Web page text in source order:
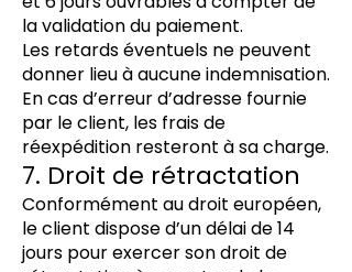
la validation du paiement.
Les retards éventuels ne peuvent
donner lieu à aucune indemnisation.
En cas d’erreur d’adresse fournie
par le client, les frais de
réexpédition resteront à sa charge.
7. Droit de rétractation
Conformément au droit européen,
le client dispose d’un délai de 14
jours pour exercer son droit de